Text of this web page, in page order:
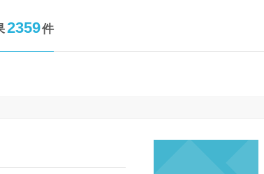
2359件